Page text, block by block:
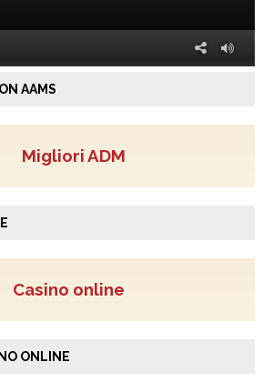
AAMS
Migliori ADM
Casino online
ONLINE